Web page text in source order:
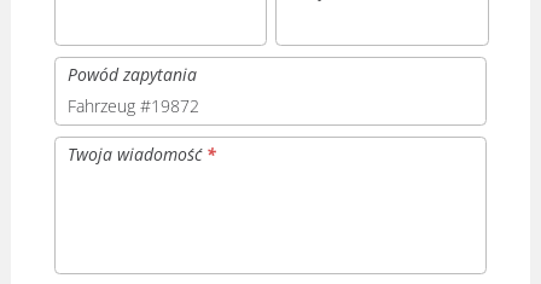
Powód zapytania
Twoja wiadomość *